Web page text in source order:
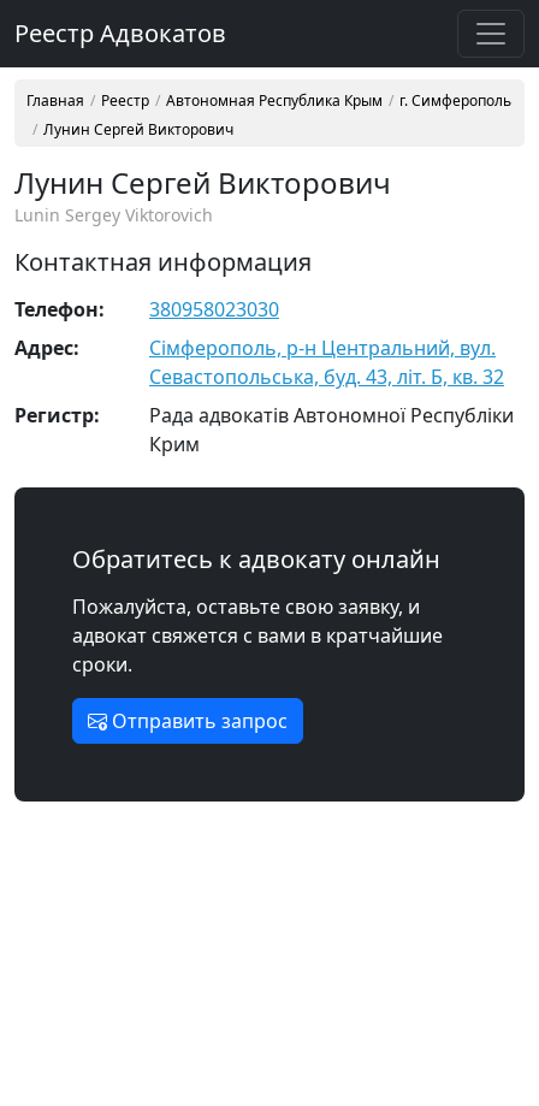
Реестр Адвокатов
Главная Реестр Автономная Республика Крым
г. Симферополь
Лунин Сергей Викторович
Лунин Сергей Викторович
Lunin Sergey Viktorovich
Контактная информация
Телефон:
380958023030
Адрес:
Сімферополь, р-н Центральний, вул.
Севастопольська, буд. 43, літ. Б, кв. 32
Регистр:
Рада адвокатів Автономної Республіки
Крим
Обратитесь к адвокату онлайн
Пожалуйста, оставьте свою заявку, и
адвокат свяжется с вами в кратчайшие
сроки.
Отправить запрос